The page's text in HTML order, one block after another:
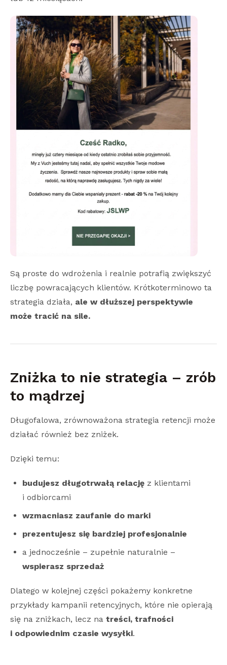
Są proste do wdrożenia i realnie potrafią zwiększyć
liczbę powracających klientów. Krótkoterminowo ta
strategia działa, ale w dłuższej perspektywie
może tracić na sile.
Zniżka to nie strategia – zrób
to mądrzej
Długofalowa, zrównoważona strategia retencji może
działać również bez zniżek.
Dzięki temu:
budujesz długotrwałą relację z klientami
i odbiorcami
wzmacniasz zaufanie do marki
prezentujesz się bardziej profesjonalnie
a jednocześnie – zupełnie naturalnie –
wspierasz sprzedaż
Dlatego w kolejnej części pokażemy konkretne
przykłady kampanii retencyjnych, które nie opierają
się na zniżkach, lecz na treści, trafności
i odpowiednim czasie wysyłki.